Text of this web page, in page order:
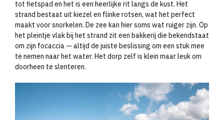
tot fietspad en het is een heerlijke rit langs de kust. Het
strand bestaat uit kiezel en flinke rotsen, wat het perfect
maakt voor snorkelen. De zee kan hier soms wat ruiger zijn. Op
het pleintje vlak bij het strand zit een bakkerij die bekendstaat
om zijn focaccia — altijd de juiste beslissing om een stuk mee
te nemen naar het water. Het dorp zelf is klein maar leuk om
doorheen te slenteren.